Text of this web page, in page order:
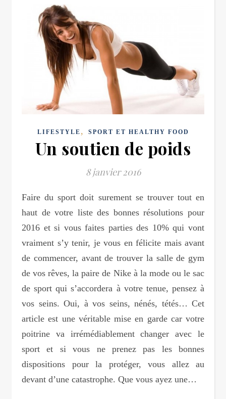
LIFESTYLE , SPORT ET HEALTHY FOOD
Un soutien de poids
8 janvier 2016
Faire du sport doit surement se trouver tout en
haut de votre liste des bonnes résolutions pour
2016 et si vous faites parties des 10% qui vont
vraiment s’y tenir, je vous en félicite mais avant
de commencer, avant de trouver la salle de gym
de vos rêves, la paire de Nike à la mode ou le sac
de sport qui s’accordera à votre tenue, pensez à
vos seins. Oui, à vos seins, nénés, tétés… Cet
article est une véritable mise en garde car votre
poitrine va irrémédiablement changer avec le
sport et si vous ne prenez pas les bonnes
dispositions pour la protéger, vous allez au
devant d’une catastrophe. Que vous ayez une…